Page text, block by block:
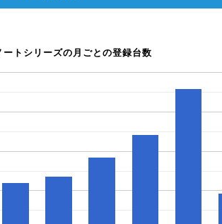
ートシリーズの月ごとの登録台数